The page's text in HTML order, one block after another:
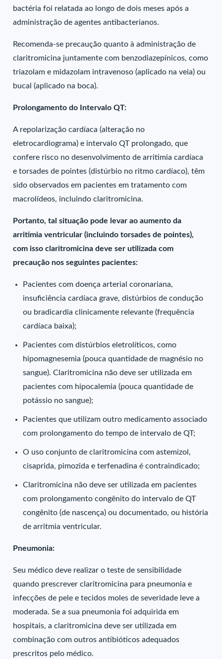
bactéria foi relatada ao longo de dois meses após a
administração de agentes antibacterianos.
Recomenda-se precaução quanto à administração de
claritromicina juntamente com benzodiazepínicos, como
triazolam e midazolam intravenoso (aplicado na veia) ou
bucal (aplicado na boca).
Prolongamento do Intervalo QT:
A repolarização cardíaca (alteração no
eletrocardiograma) e intervalo QT prolongado, que
confere risco no desenvolvimento de arritimia cardíaca
e torsades de pointes (distúrbio no ritmo cardíaco), têm
sido observados em pacientes em tratamento com
macrolídeos, incluindo claritromicina.
Portanto, tal situação pode levar ao aumento da
arritimia ventricular (incluindo torsades de pointes),
com isso claritromicina deve ser utilizada com
precaução nos seguintes pacientes:
Pacientes com doença arterial coronariana,
insuficiência cardíaca grave, distúrbios de condução
ou bradicardia clinicamente relevante (frequência
cardíaca baixa);
Pacientes com distúrbios eletrolíticos, como
hipomagnesemia (pouca quantidade de magnésio no
sangue). Claritromicina não deve ser utilizada em
pacientes com hipocalemia (pouca quantidade de
potássio no sangue);
Pacientes que utilizam outro medicamento associado
com prolongamento do tempo de intervalo de QT;
O uso conjunto de claritromicina com astemizol,
cisaprida, pimozida e terfenadina é contraindicado;
Claritromicina não deve ser utilizada em pacientes
com prolongamento congênito do intervalo de QT
congênito (de nascença) ou documentado, ou história
de arritmia ventricular.
Pneumonia:
Seu médico deve realizar o teste de sensibilidade
quando prescrever claritromicina para pneumonia e
infecções de pele e tecidos moles de severidade leve a
moderada. Se a sua pneumonia foi adquirida em
hospitais, a claritromicina deve ser utilizada em
combinação com outros antibióticos adequados
prescritos pelo médico.